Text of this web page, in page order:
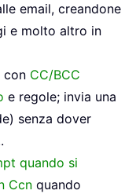
email, creandone
e molto altro in
con CC/BCC
e regole; invia una
senza dover
quando si
Ccn quando